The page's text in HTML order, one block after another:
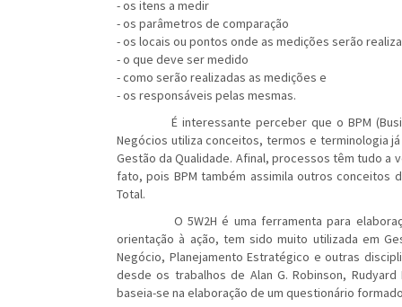
- os itens a medir
- os parâmetros de comparação
- os locais ou pontos onde as medições serão
- o que deve ser medido
- como serão realizadas as medições e
- os responsáveis pelas mesmas.
É interessante perceber que o BPM
Negócios utiliza conceitos, termos e terminologia
Gestão da Qualidade. Afinal, processos têm tudo a
fato, pois BPM também assimila outros conceitos
Total.
O 5W2H é uma ferramenta para
orientação à ação, tem sido muito utilizada em
Negócio, Planejamento Estratégico e outras
desde os trabalhos de Alan G. Robinson,
baseia-se na elaboração de um questionário